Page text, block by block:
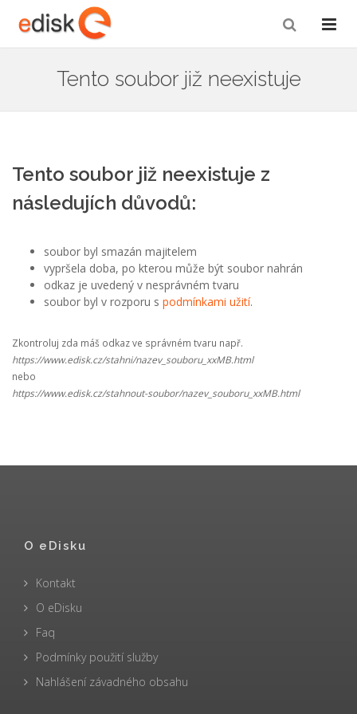
Tento soubor již neexistuje
Tento soubor již neexistuje z
následujích důvodů:
soubor byl smazán majitelem
vypršela doba, po kterou může být soubor nahrán
odkaz je uvedený v nesprávném tvaru
soubor byl v rozporu s podmínkami užití.
Zkontroluj zda máš odkaz ve správném tvaru např.
https://www.edisk.cz/stahni/nazev_souboru_xxMB.html
nebo
https://www.edisk.cz/stahnout-soubor/nazev_souboru_xxMB.html
O eDisku
Kontakt
O eDisku
Faq
Podmínky použití služby
Nahlášení závadného obsahu